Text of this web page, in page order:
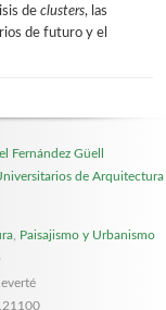
de clusters, las
de futuro y el
Fernández Güell
de Arquitectura
, Paisajismo y Urbanismo